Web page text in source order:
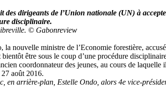
des dirigeants de l’Union nationale (UN) à
disciplinaire.
© Gabonreview
la nouvelle ministre de l’Economie forestière,
être sous le coup d’une procédure
coordonnateur des jeunes, au cours de
août 2016.
en arrière-plan, Estelle Ondo, alors 4e vice-